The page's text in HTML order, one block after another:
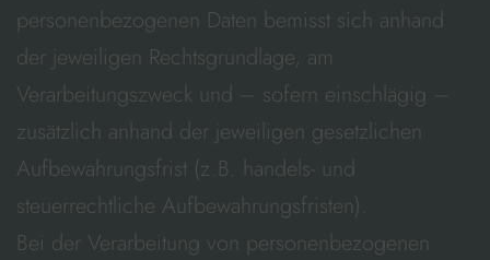
personenbezogenen Daten bemisst sich anhand
der jeweiligen Rechtsgrundlage, am
Verarbeitungszweck und – sofern einschlägig –
zusätzlich anhand der jeweiligen gesetzlichen
Aufbewahrungsfrist (z.B. handels- und
steuerrechtliche Aufbewahrungsfristen).
Bei der Verarbeitung von personenbezogenen